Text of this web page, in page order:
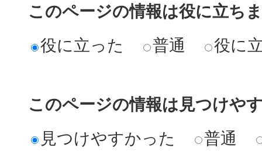
このページの情報は役に立ち
役に立った
普通 役に
このページの情報は見つけや
見つけやすかった
普通